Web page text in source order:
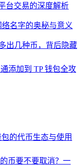
台交易的深度解析
名字的奥秘与意义
出几种币，背后隐藏
添加到 TP 钱包全攻
的代币生态与使用
币要不要取消？一